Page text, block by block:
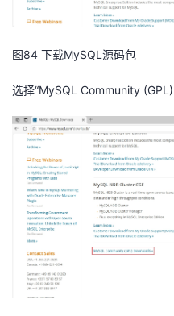
图84 下载MySQL源码包
选择“MySQL Community